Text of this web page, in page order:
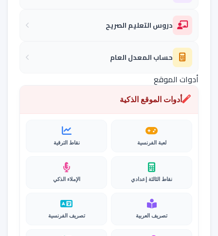
دروس التعليم الصريح
حساب المعدل العام
أدوات الموقع
أدوات الموقع الذكية
لعبة الفرنسية نقاط الترقية
نقاط الثالثة إعدادي الإملاء الذكي
تصريف العربية تصريف الفرنسية